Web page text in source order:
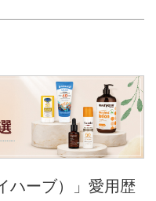
ハーブ）」愛用歴